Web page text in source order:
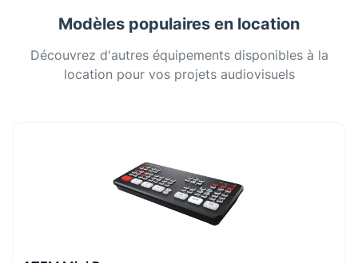
Modèles populaires en location
Découvrez d'autres équipements disponibles à la
location pour vos projets audiovisuels